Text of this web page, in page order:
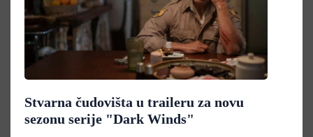
Stvarna čudovišta u traileru za novu
sezonu serije "Dark Winds"